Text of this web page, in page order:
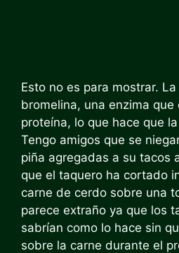
Esto no es para mostrar.
bromelina, una enzima que
proteína, lo que hace que
Tengo amigos que se
piña agregadas a su tacos
que el taquero ha cortado
carne de cerdo sobre una
parece extraño ya que los
sabrían como lo hace sin
sobre la carne durante el